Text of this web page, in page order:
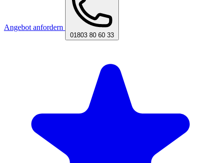
Angebot anfordern
01803 80 60 33